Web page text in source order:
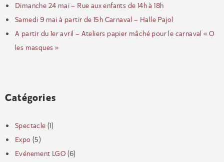
Dimanche 24 mai – Rue aux enfants de 14h à 18h
Samedi 9 mai à partir de 15h Carnaval – Halle Pajol
A partir du 1er avril – Ateliers papier mâché pour le carnaval « O
les masques »
Catégories
Spectacle (1)
Expo (5)
Evénement LGO (6)